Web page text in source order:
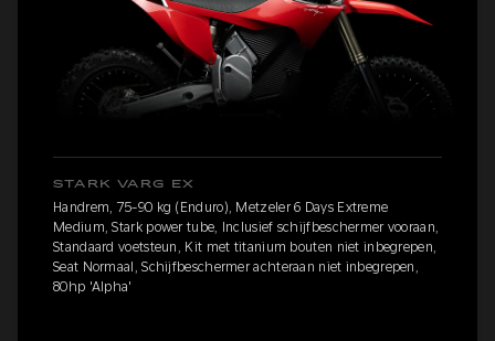
STARK VARG EX
Handrem, 75-90 kg (Enduro), Metzeler 6 Days Extreme
Medium, Stark power tube, Inclusief schijfbeschermer vooraan,
Standaard voetsteun, Kit met titanium bouten niet inbegrepen,
Seat Normaal, Schijfbeschermer achteraan niet inbegrepen,
80hp 'Alpha'